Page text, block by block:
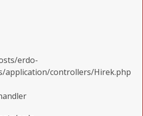
erdo-
application/controllers/Hirek.php